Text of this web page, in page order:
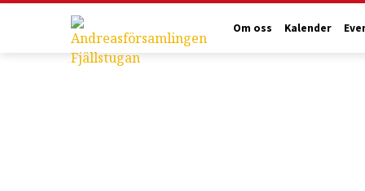
Om oss Kalender